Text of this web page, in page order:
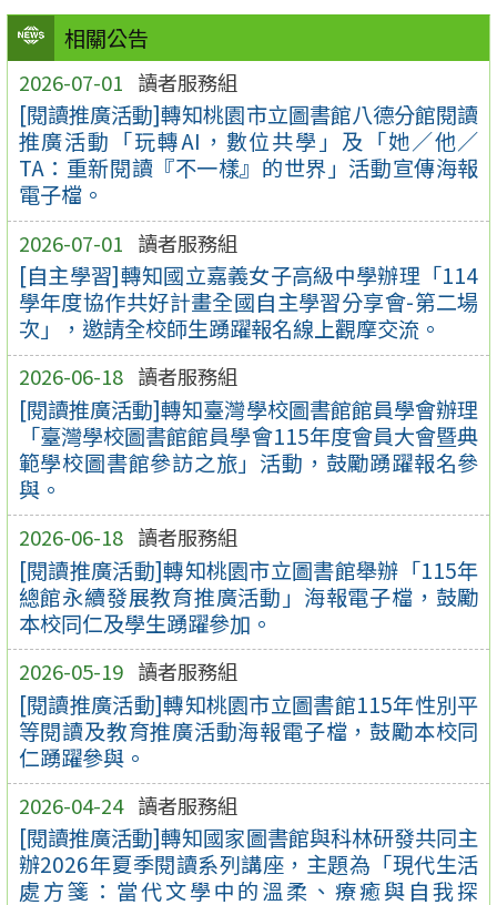
相關公告
2026-07-01 讀者服務組
[閱讀推廣活動]轉知桃園市立圖書館八德分館閱讀
推廣活動「玩轉AI，數位共學」及「她／他／
TA：重新閱讀『不一樣』的世界」活動宣傳海報
電子檔。
2026-07-01 讀者服務組
[自主學習]轉知國立嘉義女子高級中學辦理「114
學年度協作共好計畫全國自主學習分享會-第二場
次」，邀請全校師生踴躍報名線上觀摩交流。
2026-06-18 讀者服務組
[閱讀推廣活動]轉知臺灣學校圖書館館員學會辦理
「臺灣學校圖書館館員學會115年度會員大會暨典
範學校圖書館參訪之旅」活動，鼓勵踴躍報名參
與。
2026-06-18 讀者服務組
[閱讀推廣活動]轉知桃園市立圖書館舉辦「115年
總館永續發展教育推廣活動」海報電子檔，鼓勵
本校同仁及學生踴躍參加。
2026-05-19 讀者服務組
[閱讀推廣活動]轉知桃園市立圖書館115年性別平
等閱讀及教育推廣活動海報電子檔，鼓勵本校同
仁踴躍參與。
2026-04-24 讀者服務組
[閱讀推廣活動]轉知國家圖書館與科林研發共同主
辦2026年夏季閱讀系列講座，主題為「現代生活
處方箋：當代文學中的溫柔、療癒與自我探